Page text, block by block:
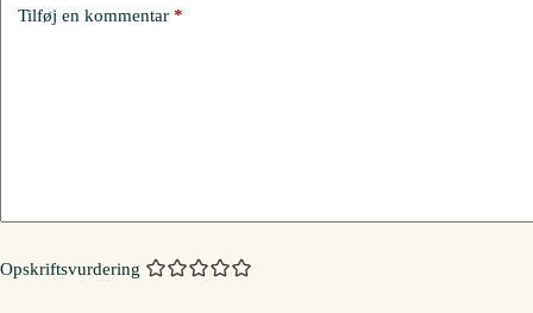
Tilføj en kommentar *
Opskriftsvurdering